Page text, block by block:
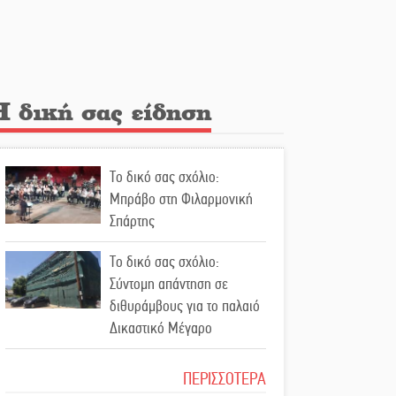
Κλήρωσε για τον Αστέρα
Οδύνη στην Απιδιά για τον
χαμό της 29χρονης Ελένης
σε τροχαίο
«Σφραγίδα» έργου και
απολογισμού στο
Παναρκαδικό από τον Κυρ.
Διαμαντάκο
Μια «χρυσή» ελαιοκομική
δική σας είδηση
Το δικό σας σχόλιο:
Μπράβο στη Φιλαρμονική
Σπάρτης
Το δικό σας σχόλιο:
Σύντομη απάντηση σε
διθυράμβους για το παλαιό
Δικαστικό Μέγαρο
Το δικό σας σχόλιο: Ιερή
ΠΕΡΙΣΣΟΤΕΡΑ